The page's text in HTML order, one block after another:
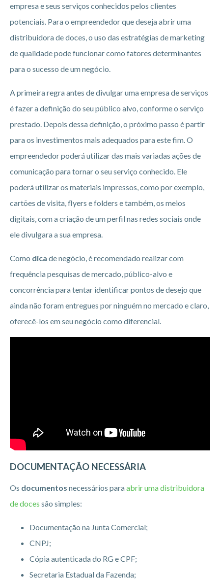
empresa e seus serviços conhecidos pelos clientes
potenciais. Para o empreendedor que deseja abrir uma
distribuidora de doces, o uso das estratégias de marketing
de qualidade pode funcionar como fatores determinantes
para o sucesso de um negócio.
A primeira regra antes de divulgar uma empresa de serviços
é fazer a definição do seu público alvo, conforme o serviço
prestado. Depois dessa definição, o próximo passo é partir
para os investimentos mais adequados para este fim. O
empreendedor poderá utilizar das mais variadas ações de
comunicação para tornar o seu serviço conhecido. Ele
poderá utilizar os materiais impressos, como por exemplo,
cartões de visita, flyers e folders e também, os meios
digitais, com a criação de um perfil nas redes sociais onde
ele divulgara a sua empresa.
Como dica de negócio, é recomendado realizar com
frequência pesquisas de mercado, público-alvo e
concorrência para tentar identificar pontos de desejo que
ainda não foram entregues por ninguém no mercado e claro,
oferecê-los em seu negócio como diferencial.
DOCUMENTAÇÃO NECESSÁRIA
Os documentos necessários paraabrir uma distribuidora
de doces são simples:
Documentação na Junta Comercial;
CNPJ;
Cópia autenticada do RG e CPF;
Secretaria Estadual da Fazenda;